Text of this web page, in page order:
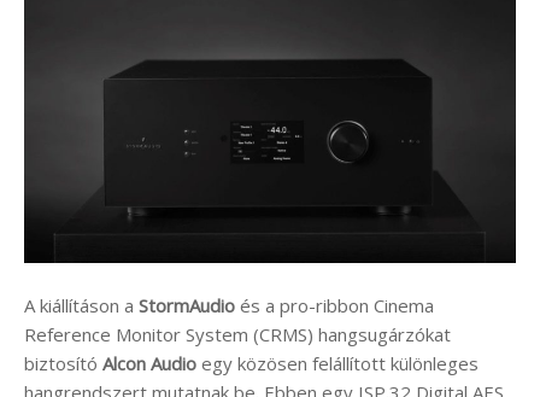
A kiállításon a StormAudio és a pro-ribbon Cinema
Reference Monitor System (CRMS) hangsugárzókat
biztosító Alcon Audio egy közösen felállított különleges
hangrendszert mutatnak be. Ebben egy ISP.32 Digital AES